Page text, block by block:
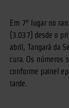
Em 7º lugar no
(3.037) desde o
abril, Tangará da
cura. Os números
conforme painel
tarde.